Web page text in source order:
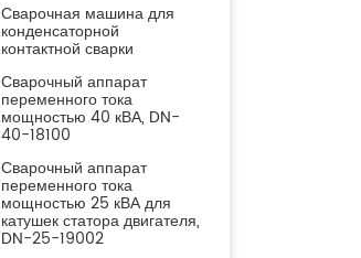
Сварочная машина для
конденсаторной
контактной сварки
Сварочный аппарат
переменного тока
мощностью 40 кВА, DN-
40-18100
Сварочный аппарат
переменного тока
мощностью 25 кВА для
катушек статора двигателя,
DN-25-19002